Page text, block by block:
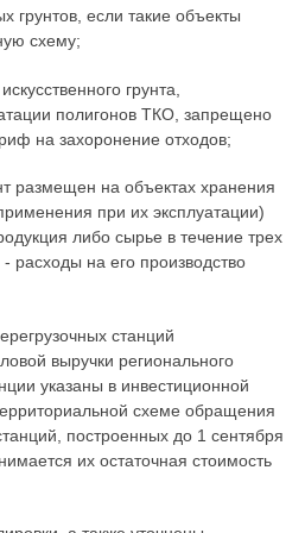
грунтов, если такие объекты
схему;
грунта,
полигонов ТКО, запрещено
на захоронение отходов;
размещен на объектах хранения
при их эксплуатации)
либо сырье в течение трех
расходы на его производство
станций
выручки регионального
указаны в инвестиционной
схеме обращения
построенных до 1 сентября
их остаточная стоимость